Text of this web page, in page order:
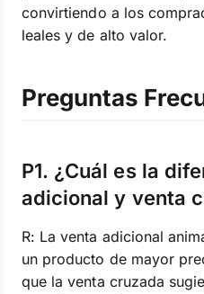
convirtiendo a los
leales y de alto valor.
Preguntas
P1. ¿Cuál es la
adicional y venta
R: La venta adicional
un producto de mayor
que la venta cruzada